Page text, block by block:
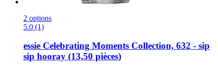
2 options
5.0 (1)
essie Celebrating Moments Collection, 632 -​ sip
sip hooray (13,50 pièces)